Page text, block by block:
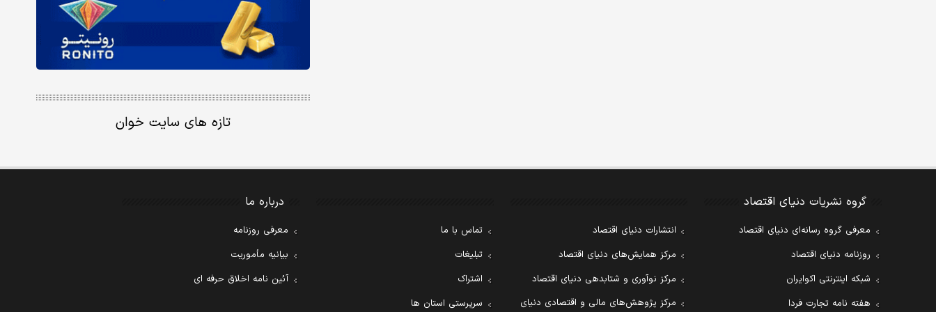
تازه های سایت خوان
گروه نشریات دنیای اقتصاد
معرفی گروه رسانه‌ای دنیای اقتصاد
روزنامه دنیای اقتصاد
شبکه اینترنتی اکوایران
هفته نامه تجارت فردا
انتشارات دنیای اقتصاد
مرکز همایش‌های دنیای اقتصاد
مرکز نوآوری و شتابدهی دنیای اقتصاد
مرکز پژوهش‌های مالی و اقتصادی دنیای
تماس با ما
تبلیغات
اشتراک
سرپرستی استان ها
درباره ما
معرفی روزنامه
بیانیه مأموریت
آئین نامه اخلاق حرفه ای